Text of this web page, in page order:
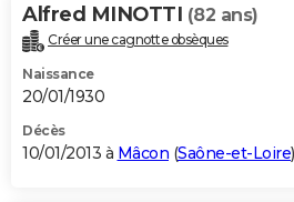
Alfred MINOTTI (82 ans)
Créer une cagnotte obsèques
Naissance
20/01/1930
Décès
10/01/2013 à Mâcon (Saône-et-Loire)